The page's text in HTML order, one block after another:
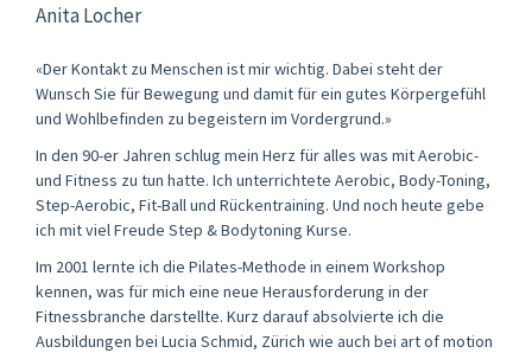
Anita Locher
«Der Kontakt zu Menschen ist mir wichtig. Dabei steht der
Wunsch Sie für Bewegung und damit für ein gutes Körpergefühl
und Wohlbefinden zu begeistern im Vordergrund.»
In den 90-er Jahren schlug mein Herz für alles was mit Aerobic-
und Fitness zu tun hatte. Ich unterrichtete Aerobic, Body-Toning,
Step-Aerobic, Fit-Ball und Rückentraining. Und noch heute gebe
ich mit viel Freude Step & Bodytoning Kurse.
Im 2001 lernte ich die Pilates-Methode in einem Workshop
kennen, was für mich eine neue Herausforderung in der
Fitnessbranche darstellte. Kurz darauf absolvierte ich die
Ausbildungen bei Lucia Schmid, Zürich wie auch bei art of motion